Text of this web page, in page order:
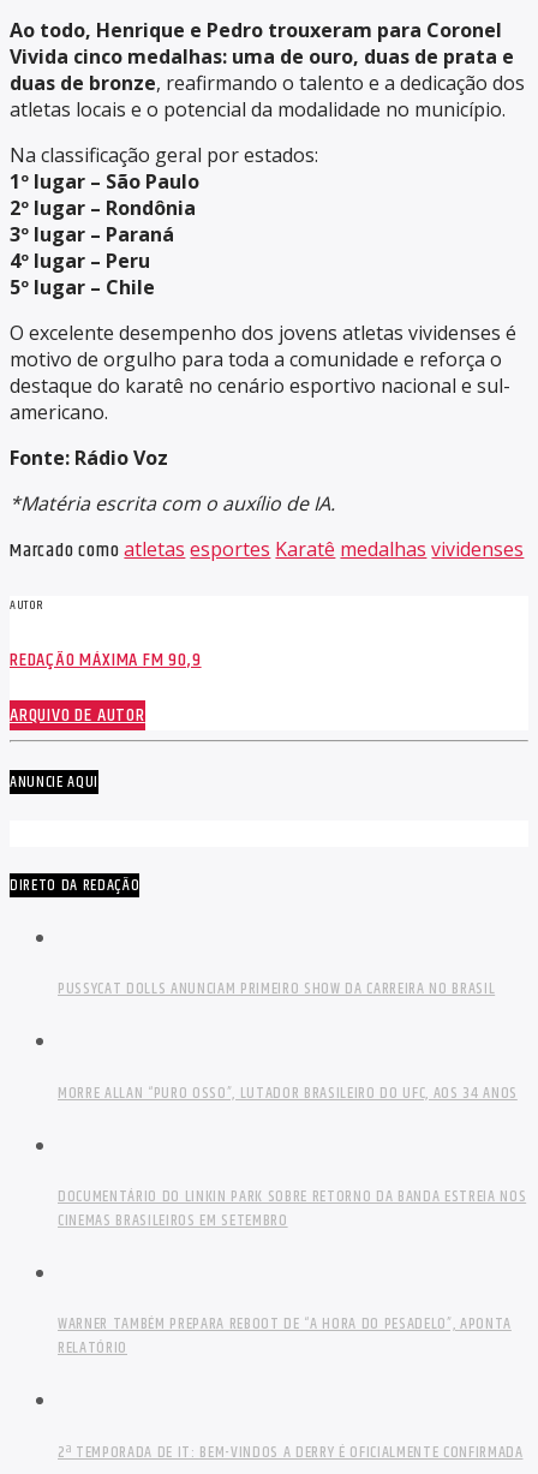
Ao todo, Henrique e Pedro trouxeram para Coronel
Vivida cinco medalhas: uma de ouro, duas de prata e
duas de bronze, reafirmando o talento e a dedicação dos
atletas locais e o potencial da modalidade no município.
Na classificação geral por estados:
1º lugar – São Paulo
2º lugar – Rondônia
3º lugar – Paraná
4º lugar – Peru
5º lugar – Chile
O excelente desempenho dos jovens atletas vividenses é
motivo de orgulho para toda a comunidade e reforça o
destaque do karatê no cenário esportivo nacional e sul-
americano.
Fonte: Rádio Voz
*Matéria escrita com o auxílio de IA.
Marcado comoatletas esportes Karatê medalhas vividenses
AUTOR
REDAÇÃO MÁXIMA FM 90,9
ARQUIVO DE AUTOR
ANUNCIE AQUI
DIRETO DA REDAÇÃO
PUSSYCAT DOLLS ANUNCIAM PRIMEIRO SHOW DA CARREIRA NO BRASIL
MORRE ALLAN “PURO OSSO”, LUTADOR BRASILEIRO DO UFC, AOS 34 ANOS
DOCUMENTÁRIO DO LINKIN PARK SOBRE RETORNO DA BANDA ESTREIA NOS
CINEMAS BRASILEIROS EM SETEMBRO
WARNER TAMBÉM PREPARA REBOOT DE “A HORA DO PESADELO”, APONTA
RELATÓRIO
2ª TEMPORADA DE IT: BEM-VINDOS A DERRY É OFICIALMENTE CONFIRMADA